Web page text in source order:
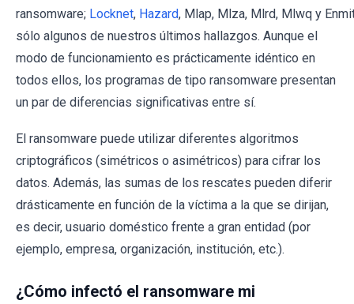
ransomware; Locknet, Hazard, Mlap, Mlza, Mlrd, Mlwq y
sólo algunos de nuestros últimos hallazgos. Aunque el
modo de funcionamiento es prácticamente idéntico en
todos ellos, los programas de tipo ransomware presentan
un par de diferencias significativas entre sí.
El ransomware puede utilizar diferentes algoritmos
criptográficos (simétricos o asimétricos) para cifrar los
datos. Además, las sumas de los rescates pueden diferir
drásticamente en función de la víctima a la que se dirijan,
es decir, usuario doméstico frente a gran entidad (por
ejemplo, empresa, organización, institución, etc.).
¿Cómo infectó el ransomware mi